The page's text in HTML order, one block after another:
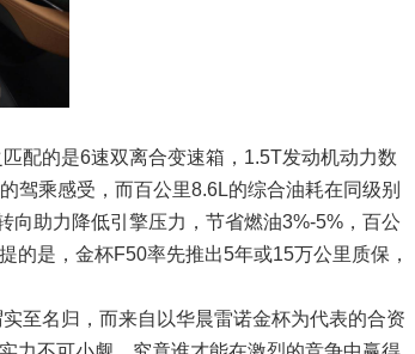
配的是6速双离合变速箱，1.5T发动机动力数
驾乘感受，而百公里8.6L的综合油耗在同级别
向助力降低引擎压力，节省燃油3%-5%，百公
的是，金杯F50率先推出5年或15万公里质保，
至名归，而来自以华晨雷诺金杯为代表的合资